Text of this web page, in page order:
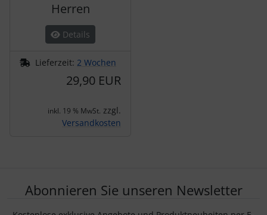
Herren
Details
Lieferzeit: 2 Wochen
29,90 EUR
inkl. 19 % MwSt. zzgl.
Versandkosten
Abonnieren Sie unseren Newsletter